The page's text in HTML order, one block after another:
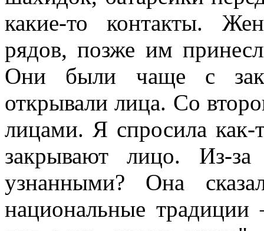
какие-то контакты.
рядов, позже им
Они были чаще с
открывали лица. Со
лицами. Я спросила
закрывают лицо. Из-
узнанными? Она
национальные